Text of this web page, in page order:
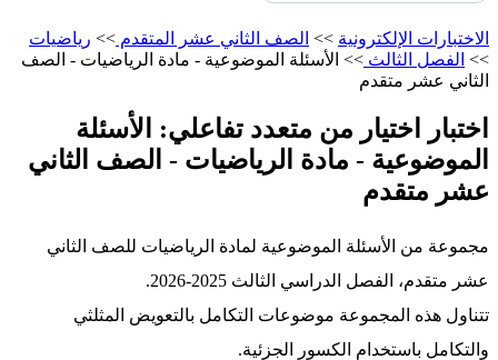
الاختبارات الإلكترونية >> الصف الثاني عشر المتقدم >> رياضيات
>> الفصل الثالث >> الأسئلة الموضوعية - مادة الرياضيات - الصف
الثاني عشر متقدم
اختبار اختيار من متعدد تفاعلي: الأسئلة
الموضوعية - مادة الرياضيات - الصف الثاني
عشر متقدم
مجموعة من الأسئلة الموضوعية لمادة الرياضيات للصف الثاني
عشر متقدم، الفصل الدراسي الثالث 2025-2026.
تتناول هذه المجموعة موضوعات التكامل بالتعويض المثلثي
والتكامل باستخدام الكسور الجزئية.